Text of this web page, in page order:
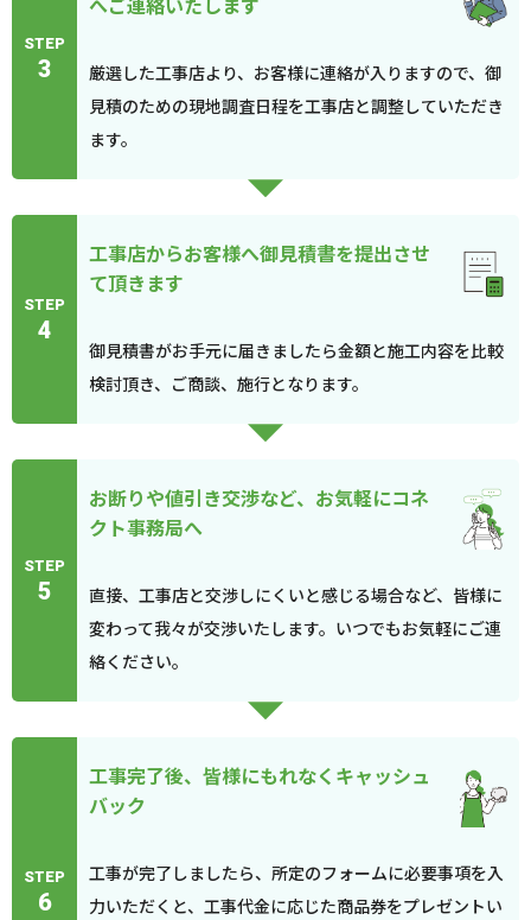
STEP
3
厳選した工事店より、お客様に連絡が入りますので、御
見積のための現地調査日程を工事店と調整していただき
ます。
STEP
4
工事店からお客様へ御見積書を提出させ
て頂きます
御見積書がお手元に届きましたら金額と施工内容を比較
検討頂き、ご商談、施行となります。
STEP
5
お断りや値引き交渉など、お気軽にコネ
クト事務局へ
直接、工事店と交渉しにくいと感じる場合など、皆様に
変わって我々が交渉いたします。いつでもお気軽にご連
絡ください。
STEP
6
工事完了後、皆様にもれなくキャッシュ
バック
工事が完了しましたら、所定のフォームに必要事項を入
力いただくと、工事代金に応じた商品券をプレゼントい